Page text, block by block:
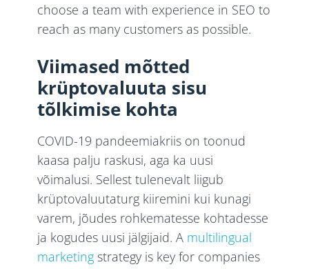
choose a team with experience in SEO to
reach as many customers as possible.
Viimased mõtted
krüptovaluuta sisu
tõlkimise kohta
COVID-19 pandeemiakriis on toonud
kaasa palju raskusi, aga ka uusi
võimalusi. Sellest tulenevalt liigub
krüptovaluutaturg kiiremini kui kunagi
varem, jõudes rohkematesse kohtadesse
ja kogudes uusi jälgijaid. A multilingual
marketing strategy is key for companies